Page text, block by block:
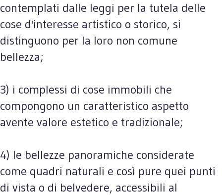
contemplati dalle leggi per la tutela delle
cose d'interesse artistico o storico, si
distinguono per la loro non comune
bellezza;
3) i complessi di cose immobili che
compongono un caratteristico aspetto
avente valore estetico e tradizionale;
4) le bellezze panoramiche considerate
come quadri naturali e così pure quei punti
di vista o di belvedere, accessibili al